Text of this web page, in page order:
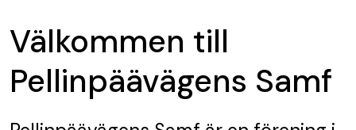
Välkommen till
Pellinpäävägens Samf